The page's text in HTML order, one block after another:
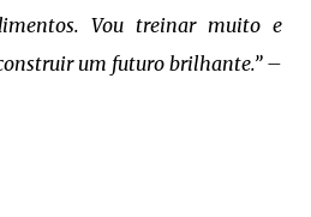
Vou treinar muito e
um futuro brilhante.” –